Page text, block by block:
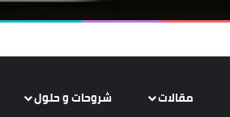
مقالات شروحات و حلول